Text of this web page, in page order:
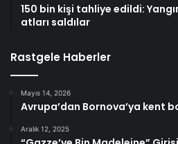
150 bin kişi tahliye edildi:
atları saldılar
Rastgele Haberler
Mayıs 14, 2026
Avrupa’dan Bornova’ya kent
Aralık 12, 2025